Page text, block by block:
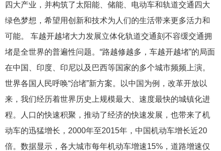
四大产业，并构筑了太阳能、储能、电动车和轨道交通四大
绿色梦想，希望用创新和技术为人们的生活带来更多活力和
可能。 车越开越堵大力发展立体化轨道交通刻不容缓交通拥
堵是全世界的普遍性问题。“路越修越多，车越开越堵”的局面
在中国、印度、印尼以及巴西等国家的多个城市频频上演。
世界各国人民呼唤“治堵”新方案。以中国为例，改革开放以
来，我们经历着世界历史上规模最大、速度最快的城镇化进
程。人口的快速积聚，推动了经济的快速发展，也带来了机
动车的迅猛增长，2000年至2015年，中国机动车增长近20
倍。数据显示，各大城市每年机动车增速15%，道路增速仅